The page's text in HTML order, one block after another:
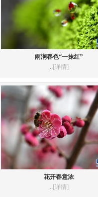
雨润春色“一抹红”
... [详情]
花开春意浓
[详情]